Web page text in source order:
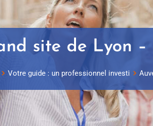
site de Lyon –
Votre guide : un professionnel investi